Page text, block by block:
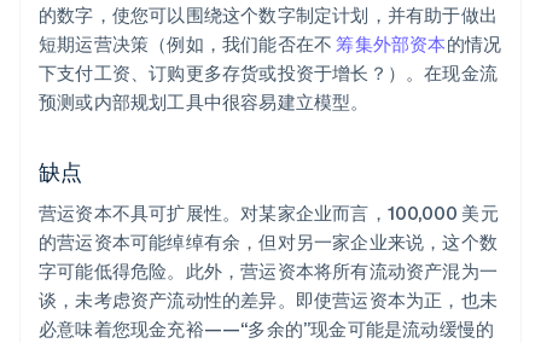
的数字，使您可以围绕这个数字制定计划，并有助于做出
短期运营决策（例如，我们能否在不筹集外部资本的情况
下支付工资、订购更多存货或投资于增长？）。在现金流
预测或内部规划工具中很容易建立模型。
缺点
营运资本不具可扩展性。对某家企业而言，100,000 美元
的营运资本可能绰绰有余，但对另一家企业来说，这个数
字可能低得危险。此外，营运资本将所有流动资产混为一
谈，未考虑资产流动性的差异。即使营运资本为正，也未
必意味着您现金充裕——“多余的”现金可能是流动缓慢的